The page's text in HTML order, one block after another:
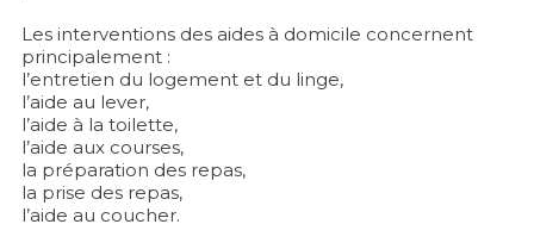
Les interventions des aides à domicile concernent
principalement :
l’entretien du logement et du linge,
l’aide au lever,
l’aide à la toilette,
l’aide aux courses,
la préparation des repas,
la prise des repas,
l’aide au coucher.